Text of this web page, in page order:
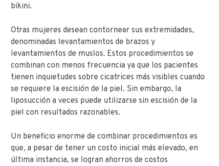
bikini.
Otras mujeres desean contornear sus extremidades,
denominadas levantamientos de brazos y
levantamientos de muslos. Estos procedimientos se
combinan con menos frecuencia ya que los pacientes
tienen inquietudes sobre cicatrices más visibles cuando
se requiere la escisión de la piel. Sin embargo, la
liposucción a veces puede utilizarse sin escisión de la
piel con resultados razonables.
Un beneficio enorme de combinar procedimientos es
que, a pesar de tener un costo inicial más elevado, en
última instancia, se logran ahorros de costos